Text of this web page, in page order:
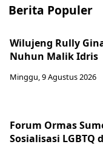
Berita Populer
Wilujeng Rully
Nuhun Malik Idris
Minggu, 9 Agustus 2026
Forum Ormas
Sosialisasi LGBTQ